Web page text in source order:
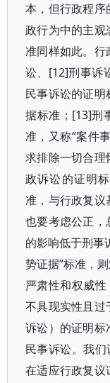
本，但行政程
政行为中的主
准同样如此。
讼、[12]刑事诉
民事诉讼的证
据标准；[13]刑
准，又称“案件
求排除一切合
政诉讼的证明
准，与行政复议
也要考虑公正，
的影响低于刑事
势证据”标准，
严肃性和权威性
不具现实性且过
诉讼）的证明
民事诉讼。我
在适应行政复